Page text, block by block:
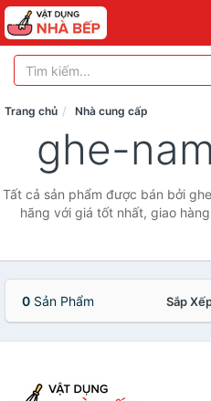
Trang chủ Nhà cung cấp
ghe-
Tất cả sản phẩm được bán bởi
hãng với giá tốt nhất, giao
0 Sản Phẩm Sắp